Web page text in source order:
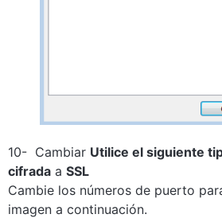
10- Cambiar Utilice el siguiente
cifrada a SSL
Cambie los números de puerto
imagen a continuación.